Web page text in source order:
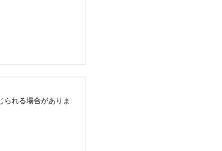
られる場合がありま